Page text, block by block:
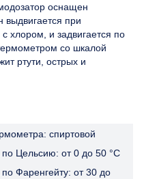
оснащен
выдвигается при
хлором, и задвигается по
со шкалой
ртути, острых и
спиртовой
Цельсию: от 0 до 50 °C
Фаренгейту: от 30 до